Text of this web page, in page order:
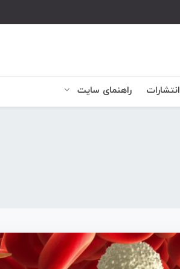
انتشارات راهنمای سایت